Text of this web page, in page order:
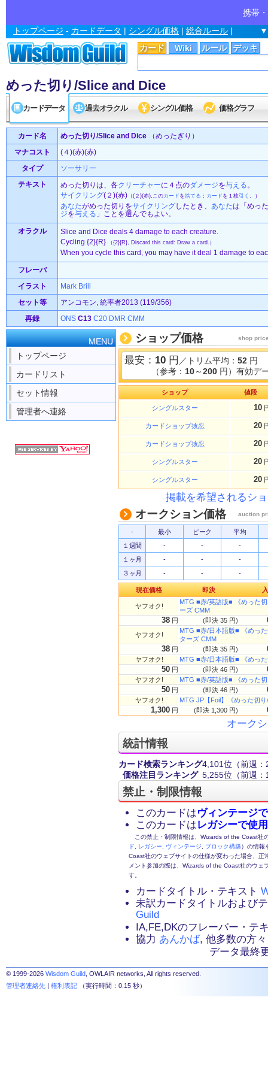
携帯
カード Wiki ルール デッキ
トップページ - カードデータ | シングル価格 | 総合ルール |
めった切り/Slice and Dice
カードデータ 過去オラクル シングル価格 価格グラフ
カード名 めった切り/Slice and Dice （めったぎり）
マナコスト
(４)(赤)(赤)
タイプ
ソーサリー
テキスト
めった切りは、各クリーチャーに４点のダメージを与える。
サイクリング(２)(赤) （(２)(赤),このカード を捨てる ： カード を１枚引く 。）
あなたがめった切りをサイクリングしたとき、 あなたは「めっ
ジを与える 」ことを選んでもよい。
オラクル
Slice and Dice deals 4 damage to each creature.
Cycling {2}{R}
（{2}{R}, Discard this card: Draw a card.）
When you cycle this card, you may have it deal 1 damage to
フレーバ
イラスト
Mark Brill
セット等
アンコモン, 統率者2013 (119/356)
再録
ONS C13 C20 DMR CMM
MENU
トップページ
カードリスト
セット情報
管理者へ連絡
ショップ価格 shop
最安： 10 円 ／トリム平均： 52 円
（参考： 10～200 円）有効デ
ショップ 値段
シングルスター 10
カードショップ抜忍 20
カードショップ抜忍 20
シングルスター 20
シングルスター 20
掲載を希望されるシ
オークション価格 auction
- 最小 ピーク
平均
１週間
- -
-
１ヶ月
- -
-
３ヶ月
- - -
現在価格 即決
ヤフオク!
MTG ■赤/英語版■ 《めった
ーズ CMM
38 円 (即決 35 円)
ヤフオク!
MTG ■赤/日本語版■ 《めっ
ターズ CMM
38 円 (即決 35 円)
ヤフオク! MTG ■赤/日本語版■ 《めっ
50 円 (即決 46 円)
ヤフオク! MTG ■赤/英語版■ 《めった
50 円 (即決 46 円)
ヤフオク! MTG JP【Foil】《めった切
1,300 円 (即決 1,300 円)
オーク
統計情報
カード検索ランキング4,101位 （前週
価格注目ランキング 5,255位 （前週
禁止・制限情報
このカードはヴィンテージ
このカードはレガシーで使
この禁止・制限情報は、Wizards of the Coast社
ド
レガシー ヴィンテージ ブロック構築）の情報
Coast社のウェブサイトの仕様が変わった場合、
メント参加の際は、Wizards of the Coast社のウェ
す。
カードタイトル・テキスト
未訳カードタイトルおよび
Guild
IA,FE,DKのフレーバー・テ
協力 あんかば, 他多数の方々
データ最終
© 1999-2026 Wisdom Guild , OWLAIR networks, All rights reserved.
管理者連絡先 | 権利表記 （実行時間：0.15 秒）